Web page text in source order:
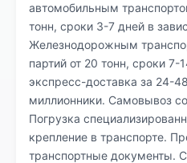
автомобильным
тонн, сроки 3-7 дней в
Железнодорожным
партий от 20 тонн, сроки
экспресс-доставка за 24-
миллионники. Самовывоз
Погрузка
крепление в транспорте.
транспортные документы.